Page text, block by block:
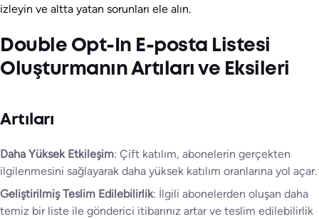
izleyin ve altta yatan sorunları ele alın.
Double Opt-In E-posta Listesi
Oluşturmanın Artıları ve Eksileri
Artıları
Daha Yüksek Etkileşim: Çift katılım, abonelerin gerçekten
ilgilenmesini sağlayarak daha yüksek katılım oranlarına yol açar.
Geliştirilmiş Teslim Edilebilirlik: İlgili abonelerden oluşan daha
temiz bir liste ile gönderici itibarınız artar ve teslim edilebilirlik